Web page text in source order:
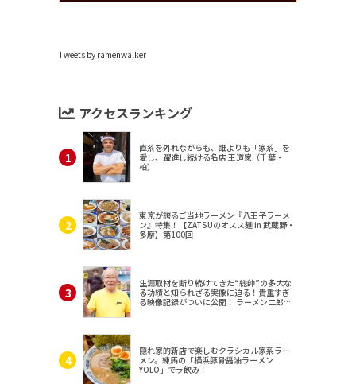
Tweets by ramenwalker
アクセスランキング
直系を外れながらも、誰よりも「家系」を
愛し、躍進し続ける名店 王道家（千葉・
柏）
東京が誇るご当地ラーメン『八王子ラーメ
ン』特集！【ZATSUのオスス麺 in 武蔵野・
多摩】第100回
生涯取材を断り続けてきた“総帥”の多大な
る功績と知られざる実像に迫る！貴重すぎ
る映像記録がついに公開！ ラーメン二郎
隠れ家的新店で楽しむクラシカル家系ラー
メン。練馬の「横浜豚骨醤油ラーメン
YOLO」でラ飲み！